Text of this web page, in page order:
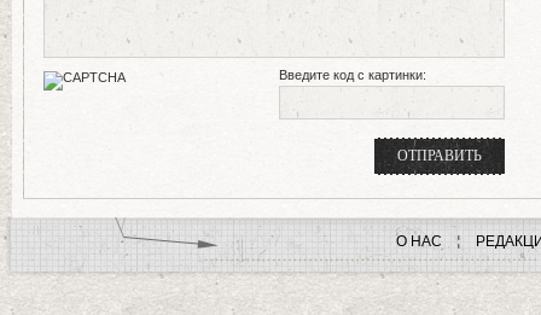
Введите код с картинки:
О НАС